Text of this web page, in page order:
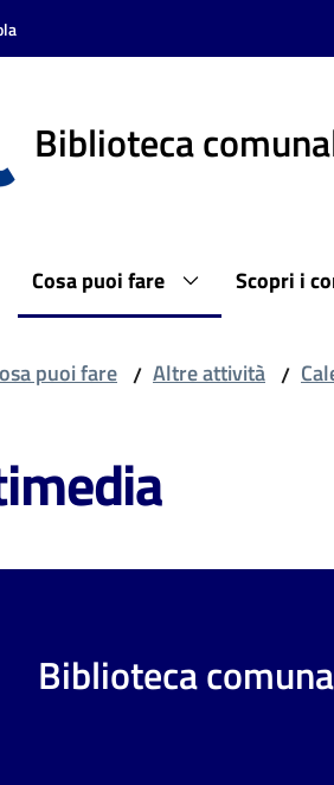
Biblioteca
Cosa puoi fare Scopri i
puoi fare / Altre attività /
Biblioteca